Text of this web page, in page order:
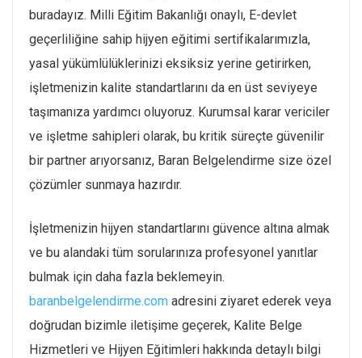
buradayız. Milli Eğitim Bakanlığı onaylı, E-devlet
geçerliliğine sahip hijyen eğitimi sertifikalarımızla,
yasal yükümlülüklerinizi eksiksiz yerine getirirken,
işletmenizin kalite standartlarını da en üst seviyeye
taşımanıza yardımcı oluyoruz. Kurumsal karar vericiler
ve işletme sahipleri olarak, bu kritik süreçte güvenilir
bir partner arıyorsanız, Baran Belgelendirme size özel
çözümler sunmaya hazırdır.
İşletmenizin hijyen standartlarını güvence altına almak
ve bu alandaki tüm sorularınıza profesyonel yanıtlar
bulmak için daha fazla beklemeyin.
baranbelgelendirme.com adresini ziyaret ederek veya
doğrudan bizimle iletişime geçerek, Kalite Belge
Hizmetleri ve Hijyen Eğitimleri hakkında detaylı bilgi